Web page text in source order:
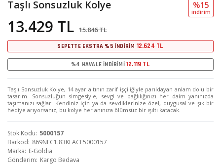
Taşlı Sonsuzluk Kolye
13.429 TL 15.846 TL
%15
i̇ndi̇ri̇m
SEPETTE EKSTRA %5 İNDİRİM 12.624 TL
%4 HAVALE İNDİRİMİ 12.119 TL
Taşlı Sonsuzluk Kolye, 14 ayar altının zarif işçiliğiyle parıldayan anlam dolu bir
tasarım. Sonsuzluğun simgesiyle, sevgi ve bağlılığınızı her daim yanınızda
taşımanızı sağlar. Kendiniz için ya da sevdiklerinize özel, duygusal ve şık bir
hediye arıyorsanız, bu kolye her anınıza ölümsüz bir ışıltı katacak.
Stok Kodu 5000157
Barkod 869NEC1.83KLACE5000157
Marka E-Goldia
Gönderim Kargo Bedava